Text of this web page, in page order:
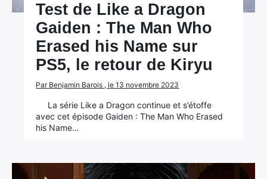
Test de Like a Dragon
Gaiden : The Man Who
Erased his Name sur
PS5, le retour de Kiryu
Par Benjamin Barois , le 13 novembre 2023
La série Like a Dragon continue et s’étoffe
avec cet épisode Gaiden : The Man Who Erased
his Name…